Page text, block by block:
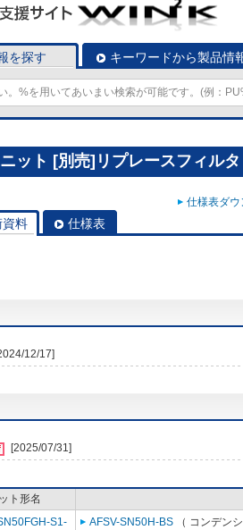
を探す キーワードから製品情
ット [別売]リプレースフィル
仕様表ダ
資料 仕様表
12/17]
[2025/07/31]
ト形名
S1-
AFSV-SN50H-BS （ コンデン